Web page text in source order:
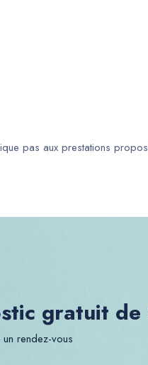
pas aux prestations
gratuit
un rendez-vous